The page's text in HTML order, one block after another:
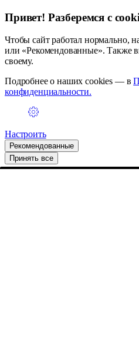
Привет! Разберемся с
Чтобы сайт работал нормально,
или «Рекомендованные». Также
своему.
Подробнее о наших cookies — в
конфиденциальности.
Настроить
Рекомендованные
Принять все